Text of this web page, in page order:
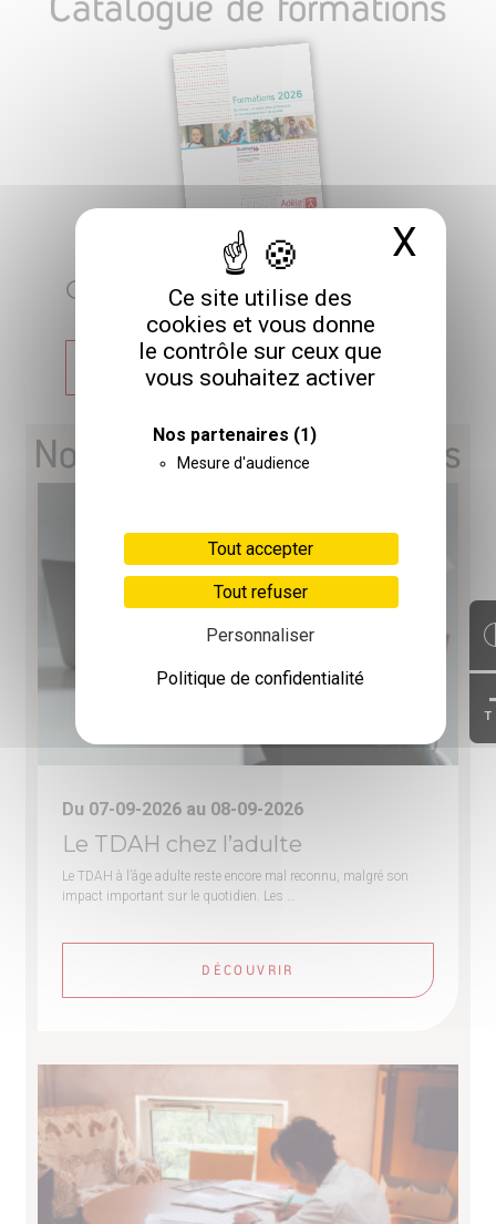
Ce site utilise des
cookies et vous donne
le contrôle sur ceux que
vous souhaitez activer
Nos partenaires (1)
Mesure d'audience
Tout accepter
Tout refuser
Personnaliser
Politique de confidentialité
X
T
CATALOGUE 2026
TÉLÉCHARGER
Nos prochaines formations
Du 07-09-2026 au 08-09-2026
Le TDAH chez l’adulte
Le TDAH à l’âge adulte reste encore mal reconnu, malgré son
impact important sur le quotidien. Les …
DÉCOUVRIR